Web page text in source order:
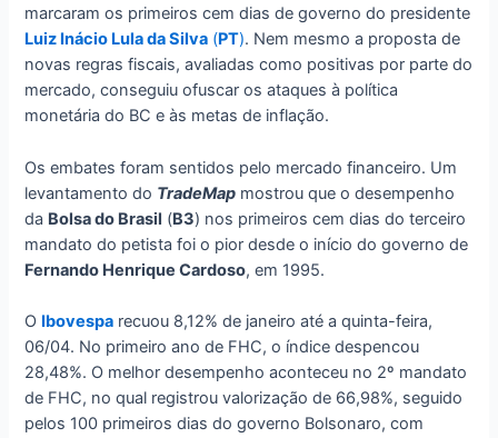
marcaram os primeiros cem dias de governo do presidente
Luiz Inácio Lula da Silva (PT). Nem mesmo a proposta de
novas regras fiscais, avaliadas como positivas por parte do
mercado, conseguiu ofuscar os ataques à política
monetária do BC e às metas de inflação.
Os embates foram sentidos pelo mercado financeiro. Um
levantamento do TradeMap mostrou que o desempenho
da Bolsa do Brasil (B3) nos primeiros cem dias do terceiro
mandato do petista foi o pior desde o início do governo de
Fernando Henrique Cardoso, em 1995.
O Ibovespa recuou 8,12% de janeiro até a quinta-feira,
06/04. No primeiro ano de FHC, o índice despencou
28,48%. O melhor desempenho aconteceu no 2º mandato
de FHC, no qual registrou valorização de 66,98%, seguido
pelos 100 primeiros dias do governo Bolsonaro, com